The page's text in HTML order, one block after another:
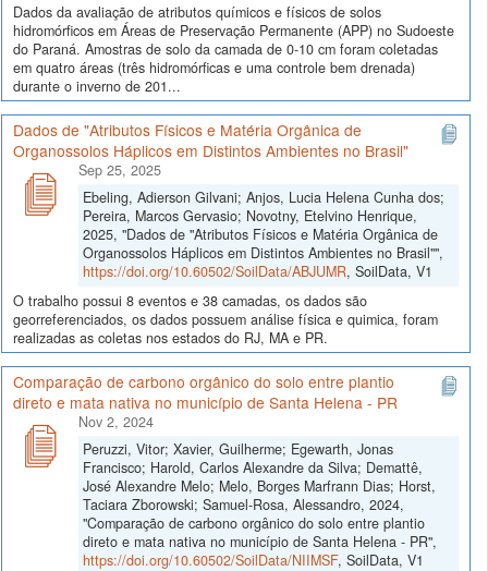
Dados da avaliação de atributos químicos e físicos de solos
hidromórficos em Áreas de Preservação Permanente (APP) no Sudoeste
do Paraná. Amostras de solo da camada de 0-10 cm foram coletadas
em quatro áreas (três hidromórficas e uma controle bem drenada)
durante o inverno de 201...
Dados de "Atributos Físicos e Matéria Orgânica de
Organossolos Háplicos em Distintos Ambientes no Brasil"
Sep 25, 2025
Ebeling, Adierson Gilvani; Anjos, Lucia Helena Cunha dos;
Pereira, Marcos Gervasio; Novotny, Etelvino Henrique,
2025, "Dados de "Atributos Físicos e Matéria Orgânica de
Organossolos Háplicos em Distintos Ambientes no Brasil"",
https://doi.org/10.60502/SoilData/ABJUMR, SoilData, V1
O trabalho possui 8 eventos e 38 camadas, os dados são
georreferenciados, os dados possuem análise física e quimica, foram
realizadas as coletas nos estados do RJ, MA e PR.
Comparação de carbono orgânico do solo entre plantio
direto e mata nativa no município de Santa Helena - PR
Nov 2, 2024
Peruzzi, Vitor; Xavier, Guilherme; Egewarth, Jonas
Francisco; Harold, Carlos Alexandre da Silva; Demattê,
José Alexandre Melo; Melo, Borges Marfrann Dias; Horst,
Taciara Zborowski; Samuel-Rosa, Alessandro, 2024,
"Comparação de carbono orgânico do solo entre plantio
direto e mata nativa no município de Santa Helena - PR",
https://doi.org/10.60502/SoilData/NIIMSF, SoilData, V1